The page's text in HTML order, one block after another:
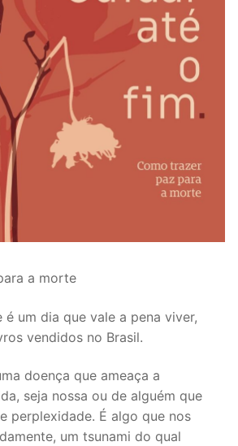
a morte
um dia que vale a pena viver,
vendidos no Brasil.
doença que ameaça a
seja nossa ou de alguém que
perplexidade. É algo que nos
um tsunami do qual